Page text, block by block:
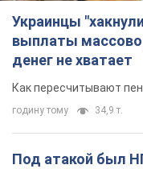
Украинцы
выплаты массово
денег не хватает
Как пересчитывают
годину тому 34,9 т.
Под атакой был